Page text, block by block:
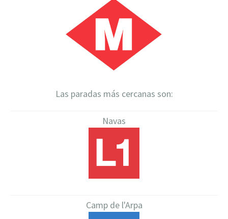
Las paradas más cercanas son:
Navas
Camp de l'Arpa